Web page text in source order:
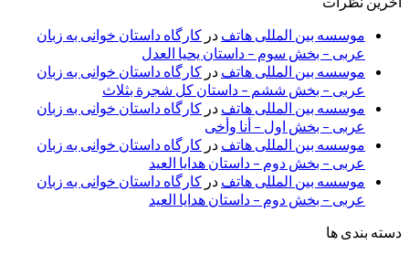
موسسه بین المللی هاتف در کارگاه داستان خوانی به زبان
عربی – بخش سوم – داستان یحیا العدل
موسسه بین المللی هاتف در کارگاه داستان خوانی به زبان
عربی – بخش ششم – داستان کل شجرة بثلاث
موسسه بین المللی هاتف در کارگاه داستان خوانی به زبان
عربی – بخش اول – أنا وأخی
موسسه بین المللی هاتف در کارگاه داستان خوانی به زبان
عربی – بخش دوم – داستان هدایا العید
موسسه بین المللی هاتف در کارگاه داستان خوانی به زبان
عربی – بخش دوم – داستان هدایا العید
دسته بندی ها